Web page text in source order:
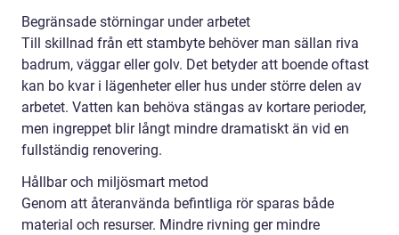
Begränsade störningar under arbetet
Till skillnad från ett stambyte behöver man sällan riva
badrum, väggar eller golv. Det betyder att boende oftast
kan bo kvar i lägenheter eller hus under större delen av
arbetet. Vatten kan behöva stängas av kortare perioder,
men ingreppet blir långt mindre dramatiskt än vid en
fullständig renovering.
Hållbar och miljösmart metod
Genom att återanvända befintliga rör sparas både
material och resurser. Mindre rivning ger mindre